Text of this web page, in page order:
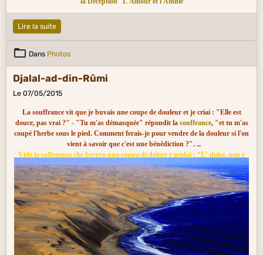
Lire la suite
Dans Photos
Djalal-ad-din-Rûmi
Le 07/05/2015
La souffrancevit que je buvais une coupe de douleur et je criai : "Elle est
douce, pas vrai ?" - "Tu m'as démasquée" répondit la souffrance, "et tu m'as
coupé l'herbe sous le pied. Comment ferais-je pour vendre de la douleur si l'on
vient à savoir que c'est une bénédiction ?".
Vide la sofferenza che bevevo una coppa di dolore e gridai : “E’ dolce, non è
vero?” - “Mi hai preso in castagna” rispose la sofferenza, “e mi hai rovinato la
piazza. Come farò a vendere dolore se si viene a sapere che è una benedizione
?”.